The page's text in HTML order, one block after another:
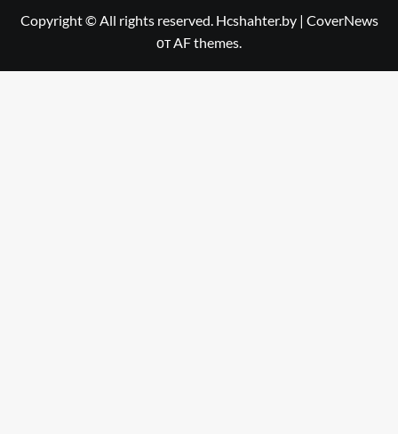
Copyright © All rights reserved. Hcshahter.by | CoverNews
от AF themes.